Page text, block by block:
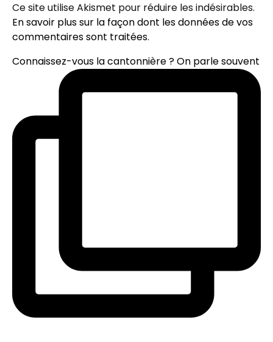
Ce site utilise Akismet pour réduire les indésirables.
En savoir plus sur la façon dont les données de vos
commentaires sont traitées.
Connaissez-vous la cantonnière ? On parle souvent